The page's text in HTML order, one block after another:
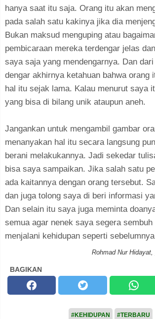
hanya saat itu saja. Orang itu akan
pada salah satu kakinya jika dia
Bukan maksud menguping atau
pembicaraan mereka terdengar jelas
saya saja yang mendengarnya. Dan
dengar akhirnya ketahuan bahwa orang
hal itu sejak lama. Kalau menurut saya
yang bisa di bilang unik ataupun aneh.
Jangankan untuk mengambil gambar
menanyakan hal itu secara langsung
berani melakukannya. Jadi sekedar
bisa saya sampaikan. Jika salah satu
ada kaitannya dengan orang tersebut.
dan juga tolong saya di beri informasi
Dan selain itu saya juga meminta
semua agar nenek saya segera sembuh
menjalani kehidupan seperti
Rohmad Nur Hidayat,
BAGIKAN
#KEHIDUPAN #TERBARU